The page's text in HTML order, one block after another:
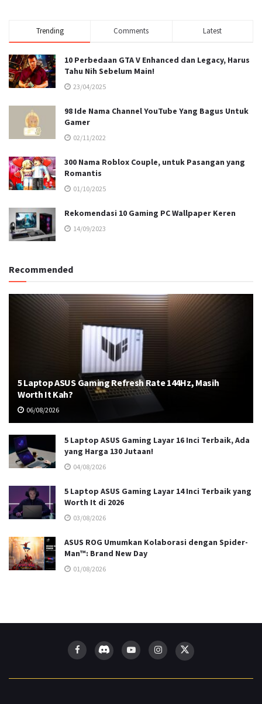
Trending Comments Latest
10 Perbedaan GTA V Enhanced dan Legacy, Harus
Tahu Nih Sebelum Main!
23/04/2025
98 Ide Nama Channel YouTube Yang Bagus Untuk
Gamer
02/11/2022
300 Nama Roblox Couple, untuk Pasangan yang
Romantis
01/10/2025
Rekomendasi 10 Gaming PC Wallpaper Keren
14/09/2023
Recommended
5 Laptop ASUS Gaming Refresh Rate 144Hz, Masih
Worth It Kah?
06/08/2026
5 Laptop ASUS Gaming Layar 16 Inci Terbaik, Ada
yang Harga 130 Jutaan!
04/08/2026
5 Laptop ASUS Gaming Layar 14 Inci Terbaik yang
Worth It di 2026
03/08/2026
ASUS ROG Umumkan Kolaborasi dengan Spider-
Man™: Brand New Day
01/08/2026